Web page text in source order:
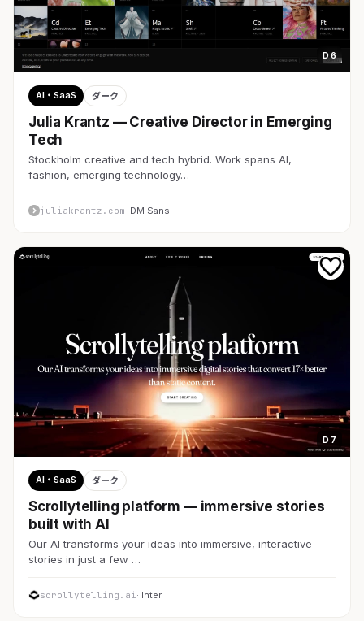
D 6
AI・SaaS ダーク
Julia Krantz — Creative Director in Emerging
Tech
Stockholm creative and tech hybrid. Work spans AI,
fashion, emerging technology…
juliakrantz.com· DM Sans
D 7
AI・SaaS ダーク
Scrollytelling platform — immersive stories
built with AI
Our AI transforms your ideas into immersive, interactive
stories in just a few …
scrollytelling.ai· Inter